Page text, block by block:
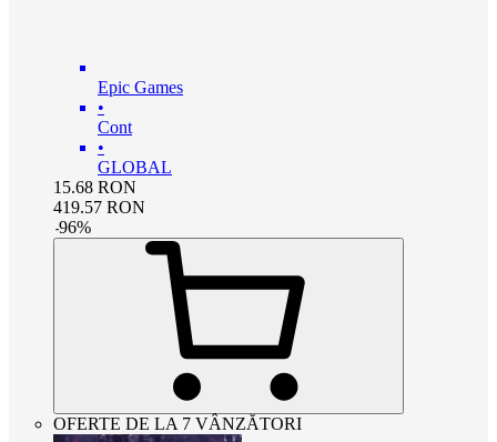
Epic Games
•
Cont
•
GLOBAL
15.68 RON
419.57 RON
-96%
OFERTE DE LA 7 VÂNZĂTORI